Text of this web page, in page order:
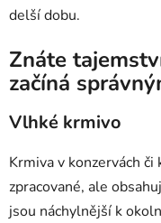
delší dobu.
Znáte
začíná
Vlhké krmivo
Krmiva v konzervách
zpracované, ale
jsou náchylnější k